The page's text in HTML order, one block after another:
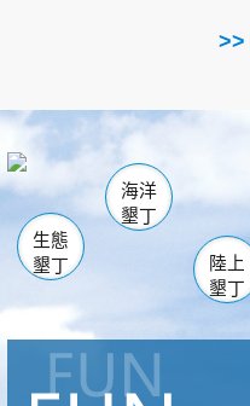
海生館
恆春
龍鑾潭自然中
瓊麻館
關山
白砂
生態
墾丁
海洋
墾丁
陸上
墾丁